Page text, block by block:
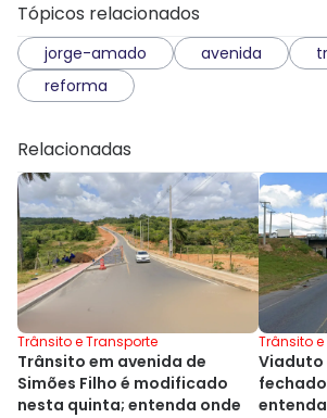
Tópicos relacionados
jorge-amado avenida
reforma
Relacionadas
Trânsito e Transporte
Trânsito em avenida de
Simões Filho é modificado
nesta quinta; entenda onde
Trânsito
Viaduto
entenda